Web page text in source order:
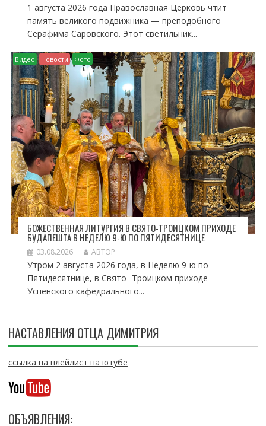
1 августа 2026 года Православная Церковь чтит
память великого подвижника — преподобного
Серафима Саровского. Этот светильник...
Видео Новости Фото
БОЖЕСТВЕННАЯ ЛИТУРГИЯ В СВЯТО-ТРОИЦКОМ ПРИХОДЕ
БУДАПЕШТА В НЕДЕЛЮ 9-Ю ПО ПЯТИДЕСЯТНИЦЕ
03.08.2026 АВТОР
Утром 2 августа 2026 года, в Неделю 9-ю по
Пятидесятнице, в Свято- Троицком приходе
Успенского кафедрального...
НАСТАВЛЕНИЯ ОТЦА ДИМИТРИЯ
ссылка на плейлист на ютубе
ОБЪЯВЛЕНИЯ: